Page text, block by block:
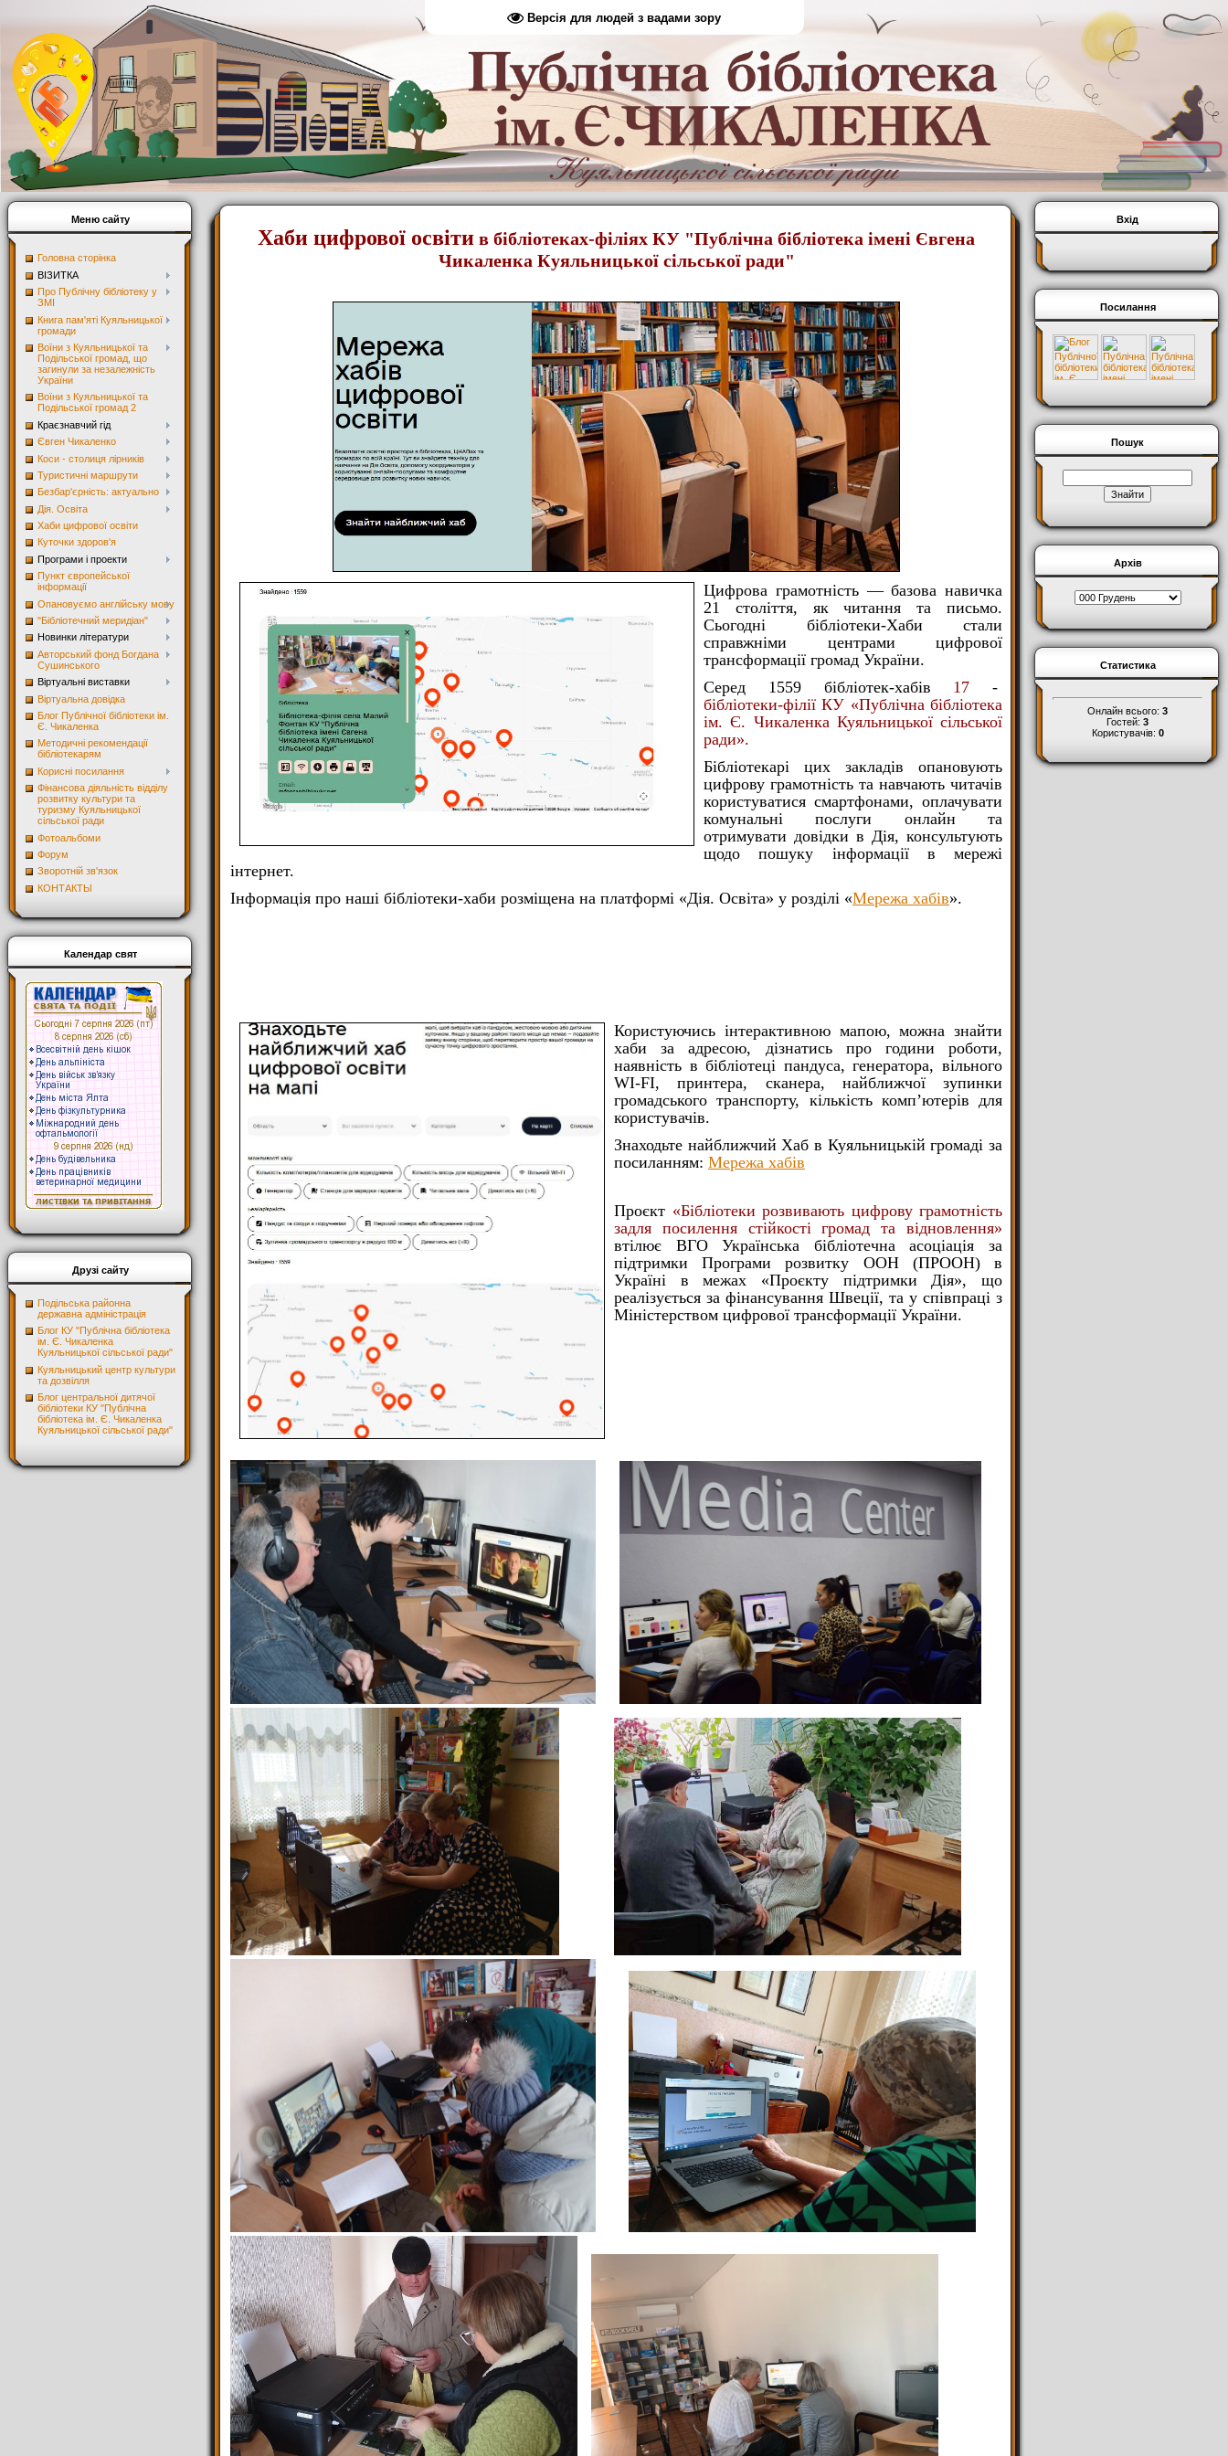
Версія для людей з вадами зору
Меню сайту
Головна сторінка
ВІЗИТКА
Про Публічну бібліотеку у
ЗМІ
Книга пам'яті Куяльницької
громади
Воїни з Куяльницької та
Подільської громад, що
загинули за незалежність
України
Воїни з Куяльницької та
Подільської громад 2
Краєзнавчий гід
Євген Чикаленко
Коси - столиця лірників
Туристичні маршрути
Безбар'єрність: актуально
Дія. Освіта
Хаби цифрової освіти
Куточки здоров'я
Програми і проекти
Пункт європейської
інформації
Опановуємо англійську мову
"Бібліотечний меридіан"
Новинки літератури
Авторський фонд Богдана
Сушинського
Віртуальні виставки
Віртуальна довідка
Блог Публічної бібліотеки ім.
Є. Чикаленка
Методичні рекомендації
бібліотекарям
Корисні посилання
Фінансова діяльність відділу
розвитку культури та
туризму Куяльницької
сільської ради
Фотоальбоми
Форум
Зворотній зв'язок
КОНТАКТЫ
Календар свят
Друзі сайту
Подільська районна
державна адміністрація
Блог КУ "Публічна бібліотека
ім. Є. Чикаленка
Куяльницької сільської ради"
Куяльницький центр культури
та дозвілля
Блог центральної дитячої
бібліотеки КУ "Публічна
бібліотека ім. Є. Чикаленка
Куяльницької сільської ради"
Хаби цифрової освіти в бібліотеках-філіях КУ "Публічна бібліотека імені Євгена
Чикаленка Куяльницької сільської ради"
Цифрова грамотність — базова навичка
21 століття, як читання та письмо.
Сьогодні бібліотеки-Хаби стали
справжніми центрами цифрової
трансформації громад України.
Серед 1559 бібліотек-хабів 17 -
бібліотеки-філії КУ «Публічна бібліотека
ім. Є. Чикаленка Куяльницької сільської
ради».
Бібліотекарі цих закладів опановують
цифрову грамотність та навчають читачів
користуватися смартфонами, оплачувати
комунальні послуги онлайн та
отримувати довідки в Дія, консультують
щодо пошуку інформації в мережі
інтернет.
Інформація про наші бібліотеки-хаби розміщена на платформі «Дія. Освіта» у розділі «Мережа хабів».
Користуючись інтерактивною мапою, можна знайти
хаби за адресою, дізнатись про години роботи,
наявність в бібліотеці пандуса, генератора, вільного
WI-FI, принтера, сканера, найближчої зупинки
громадського транспорту, кількість комп’ютерів для
користувачів.
Знаходьте найближчий Хаб в Куяльницькій громаді за
посиланням: Мережа хабів
Проєкт «Бібліотеки розвивають цифрову грамотність
задля посилення стійкості громад та відновлення»
втілює ВГО Українська бібліотечна асоціація за
підтримки Програми розвитку ООН (ПРООН) в
Україні в межах «Проєкту підтримки Дія», що
реалізується за фінансування Швеції, та у співпраці з
Міністерством цифрової трансформації України.
Вхід
Посилання
Пошук
Архів
Статистика
Онлайн всього: 3
Гостей: 3
Користувачів: 0